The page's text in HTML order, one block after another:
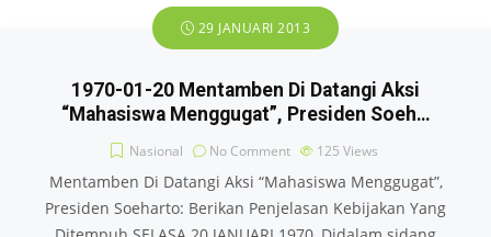
29 JANUARI 2013
1970-01-20 Mentamben Di Datangi Aksi
“Mahasiswa Menggugat”, Presiden Soeh…
Nasional No Comment 125 Views
Mentamben Di Datangi Aksi “Mahasiswa Menggugat”,
Presiden Soeharto: Berikan Penjelasan Kebijakan Yang